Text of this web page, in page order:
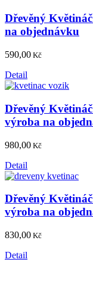
Dřevěný
na objednávku
590,00 Kč
Detail
Dřevěný
výroba na
980,00 Kč
Detail
Dřevěný
výroba na
830,00 Kč
Detail